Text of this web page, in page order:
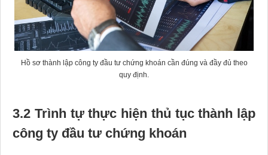
Hồ sơ thành lập công ty đầu tư chứng khoán cần đúng và đầy đủ theo
quy định.
3.2 Trình tự thực hiện thủ tục thành lập
công ty đầu tư chứng khoán​